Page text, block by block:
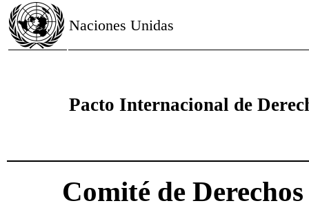
Naciones Unidas
Pacto Internacional de
Comité de